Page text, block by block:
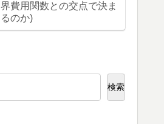
界費用関数との交点で決ま
るのか)
検索